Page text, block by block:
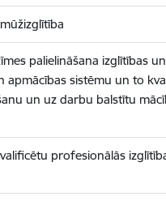
palielināšana izglītības
sistēmu un to
un uz darbu balstītu
profesionālās